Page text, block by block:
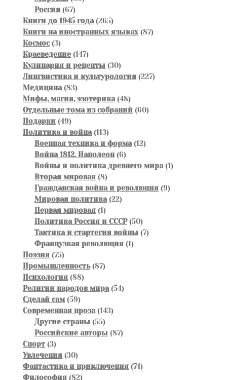
Россия 6767
товаров
Книги до 1945 года 265265
товаров
Книги на иностранных языках 8787
Космос 33
товара
Краеведение 147147
товаров
Кулинария и рецепты 3030
товаров
Лингвистика и культурология 227227
Медицина 8383
товара
Мифы, магия, эзотерика 4848
товаров
Отдельные тома из собраний 6060
Подарки 4949
товаров
Политика и война 113113
товаров
Военная техника и форма 1212
Война 1812. Наполеон 66
товаров
Войны и политика древнего мира 11
Вторая мировая 88
товаров
Гражданская война и революция 99
Мировая политика 2222
Первая мировая 11
товар
Политика Россия и СССР 5050
товаров
Тактика и стартегия войны 77
Французкая революция 11
Поэзия 7575
товаров
Промышленность 8787
Психология 8888
товаров
Религии народов мира 5454
Сделай сам 5959
товаров
Современная проза 143143
Другие страны 5555
товаров
Российские авторы 8787
Спорт 33
товара
Увлечения 3030
товаров
Фантастика и приключения 7474
Философия 8282